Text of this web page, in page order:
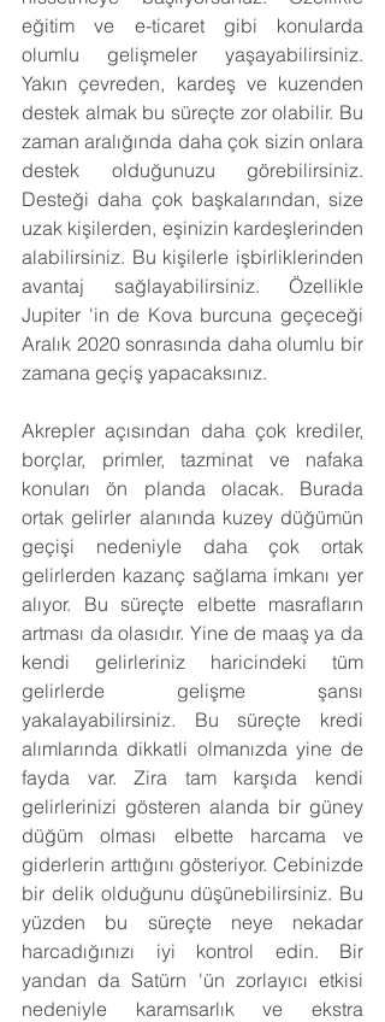
eğitim ve e-ticaret gibi konularda
olumlu gelişmeler yaşayabilirsiniz.
Yakın çevreden, kardeş ve kuzenden
destek almak bu süreçte zor olabilir. Bu
zaman aralığında daha çok sizin onlara
destek olduğunuzu görebilirsiniz.
Desteği daha çok başkalarından, size
uzak kişilerden, eşinizin kardeşlerinden
alabilirsiniz. Bu kişilerle işbirliklerinden
avantaj sağlayabilirsiniz. Özellikle
Jupiter 'in de Kova burcuna geçeceği
Aralık 2020 sonrasında daha olumlu bir
zamana geçiş yapacaksınız.
Akrepler açısından daha çok krediler,
borçlar, primler, tazminat ve nafaka
konuları ön planda olacak. Burada
ortak gelirler alanında kuzey düğümün
geçişi nedeniyle daha çok ortak
gelirlerden kazanç sağlama imkanı yer
alıyor. Bu süreçte elbette masrafların
artması da olasıdır. Yine de maaş ya da
kendi gelirleriniz haricindeki tüm
gelirlerde gelişme şansı
yakalayabilirsiniz. Bu süreçte kredi
alımlarında dikkatli olmanızda yine de
fayda var. Zira tam karşıda kendi
gelirlerinizi gösteren alanda bir güney
düğüm olması elbette harcama ve
giderlerin arttığını gösteriyor. Cebinizde
bir delik olduğunu düşünebilirsiniz. Bu
yüzden bu süreçte neye nekadar
harcadığınızı iyi kontrol edin. Bir
yandan da Satürn 'ün zorlayıcı etkisi
nedeniyle karamsarlık ve ekstra